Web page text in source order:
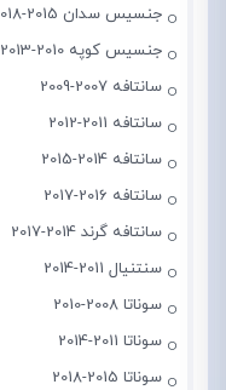
جنسیس سدان 2015-2018
جنسیس کوپه 2010-2013
سانتافه 2007-2009
سانتافه 2011-2012
سانتافه 2014-2015
سانتافه 2016-2017
سانتافه گرند 2014-2017
سنتنیال 2011-2014
سوناتا 2008-2010
سوناتا 2011-2014
سوناتا 2015-2018